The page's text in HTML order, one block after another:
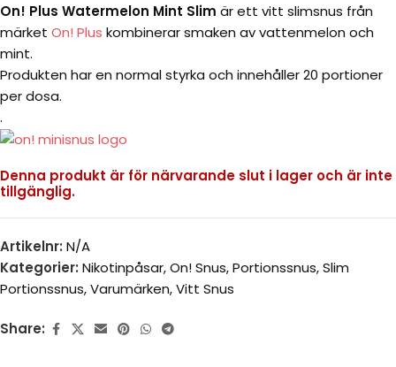
On! Plus Watermelon Mint Slim är ett vitt slimsnus från
märket On! Plus kombinerar smaken av vattenmelon och
mint.
Produkten har en normal styrka och innehåller 20 portioner
per dosa.
.
Denna produkt är för närvarande slut i lager och är inte
tillgänglig.
Artikelnr: N/A
Kategorier: Nikotinpåsar,On! Snus,Portionssnus,Slim
Portionssnus,Varumärken,Vitt Snus
Share: